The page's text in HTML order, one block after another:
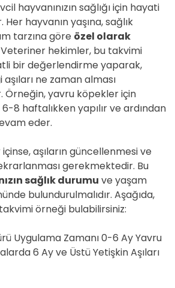
hayvanınızın sağlığı için hayati
hayvanın yaşına, sağlık
tarzına göre özel olarak
hekimler, bu takvimi
bir değerlendirme yaparak,
aşıları ne zaman alması
Örneğin, yavru köpekler için
8 haftalıkken yapılır ve ardından
eder.
aşıların güncellenmesi ve
gerekmektedir. Bu
sağlık durumu ve yaşam
bulundurulmalıdır. Aşağıda,
örneği bulabilirsiniz:
Uygulama Zamanı 0-6 Ay Yavru
6 Ay ve Üstü Yetişkin Aşıları